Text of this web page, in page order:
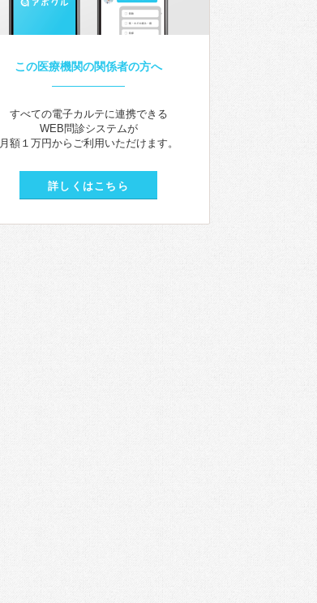
この医療機関の関係者の方へ
すべての電子カルテに連携できる
WEB問診システムが
月額１万円からご利用いただけます。
詳しくはこちら